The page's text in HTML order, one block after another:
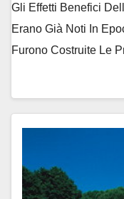
Gli Effetti Benefici
Erano Già Noti In
Furono Costruite Le